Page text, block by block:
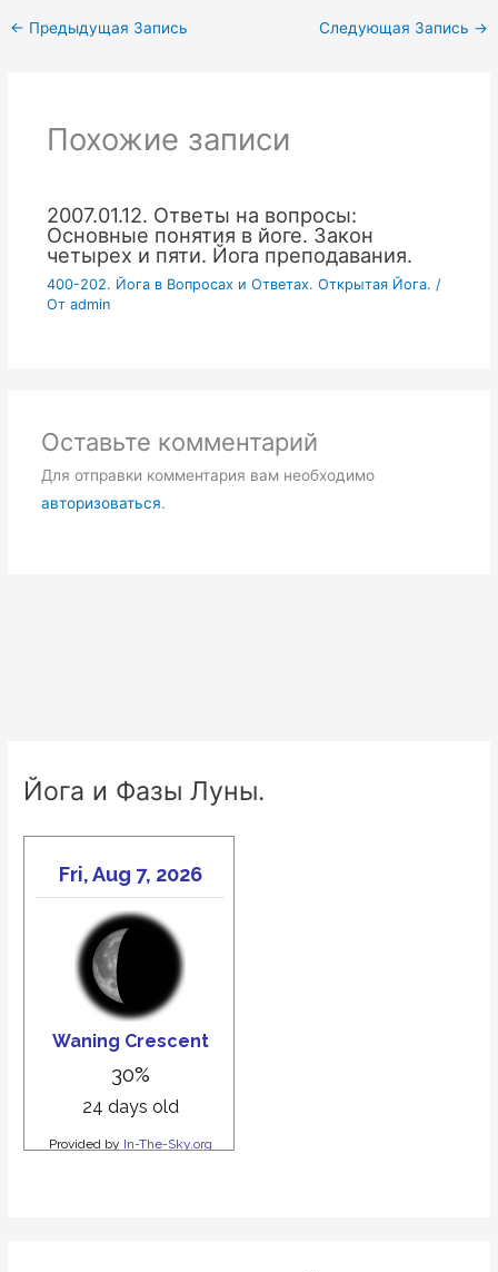
← Предыдущая Запись Следующая Запись →
Похожие записи
2007.01.12. Ответы на вопросы:
Основные понятия в йоге. Закон
четырех и пяти. Йога преподавания.
400-202. Йога в Вопросах и Ответах. Открытая Йога. /
От admin
Оставьте комментарий
Для отправки комментария вам необходимо
авторизоваться.
Йога и Фазы Луны.